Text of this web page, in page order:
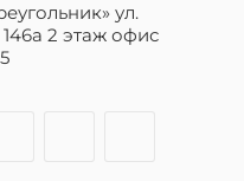
ул.
2 этаж офис